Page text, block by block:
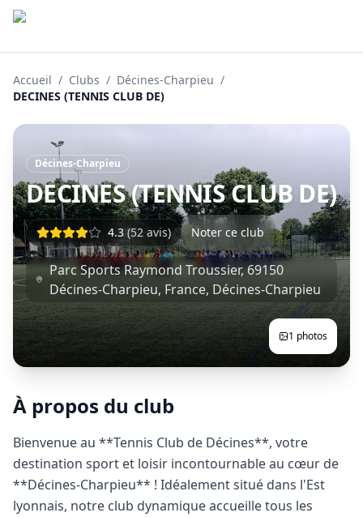
Accueil / Clubs / Décines-Charpieu /
DECINES (TENNIS CLUB DE)
Décines-Charpieu
DECINES (TENNIS CLUB DE)
4.3 (52 avis) Noter ce club
Parc Sports Raymond Troussier, 69150
Décines-Charpieu, France, Décines-Charpieu
1 photos
À propos du club
Bienvenue au **Tennis Club de Décines**, votre
destination sport et loisir incontournable au cœur de
**Décines-Charpieu** ! Idéalement situé dans l'Est
lyonnais, notre club dynamique accueille tous les